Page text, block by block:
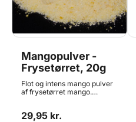
Mangopulver -
Frysetørret, 20g
Flot og intens mango pulver
af frysetørret mango.
flødeboller, mousser,
29,95 kr.